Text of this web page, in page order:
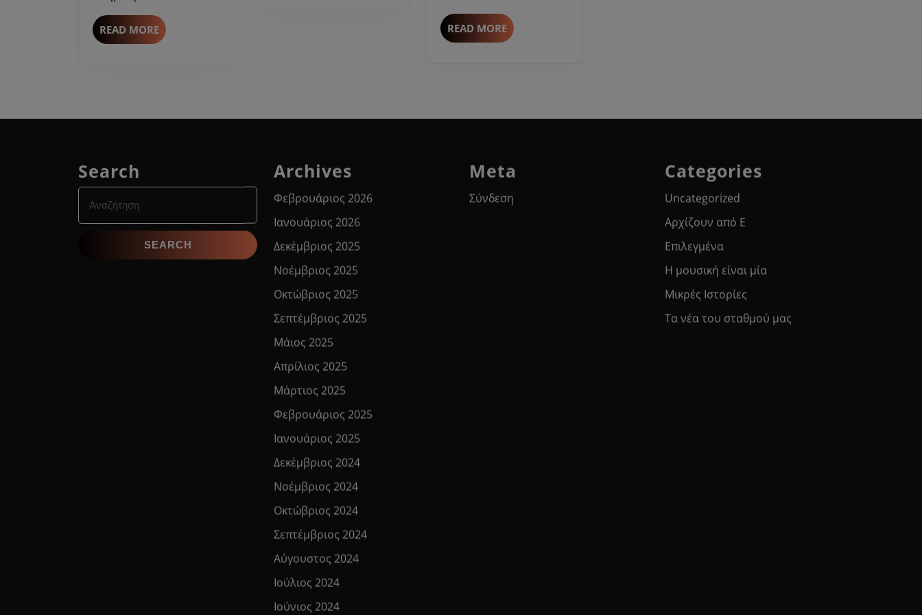
READ MOREREAD
MORE
READ MOREREAD
MORE
Search
for:
Archives
Φεβρουάριος 2026
Ιανουάριος 2026
Δεκέμβριος 2025
Νοέμβριος 2025
Οκτώβριος 2025
Σεπτέμβριος 2025
Μάιος 2025
Απρίλιος 2025
Μάρτιος 2025
Φεβρουάριος 2025
Ιανουάριος 2025
Δεκέμβριος 2024
Νοέμβριος 2024
Οκτώβριος 2024
Σεπτέμβριος 2024
Αύγουστος 2024
Ιούλιος 2024
Ιούνιος 2024
Meta
Σύνδεση
Categories
Uncategorized
Αρχίζουν από Ε
Επιλεγμένα
Η μουσική είναι μία
Μικρές Ιστορίες
Τα νέα του σταθμού μας